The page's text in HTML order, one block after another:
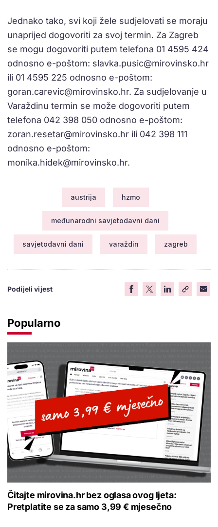
Jednako tako, svi koji žele sudjelovati se moraju
unaprijed dogovoriti za svoj termin. Za Zagreb
se mogu dogovoriti putem telefona 01 4595 424
odnosno e-poštom: slavka.pusic@mirovinsko.hr
ili 01 4595 225 odnosno e-poštom:
goran.carevic@mirovinsko.hr. Za sudjelovanje u
Varaždinu termin se može dogovoriti putem
telefona 042 398 050 odnosno e-poštom:
zoran.resetar@mirovinsko.hr ili 042 398 111
odnosno e-poštom:
monika.hidek@mirovinsko.hr.
austrija hzmo
međunarodni savjetodavni dani
savjetodavni dani varaždin zagreb
Podijeli vijest
Popularno
Čitajte mirovina.hr bez oglasa ovog ljeta:
Pretplatite se za samo 3,99 € mjesečno